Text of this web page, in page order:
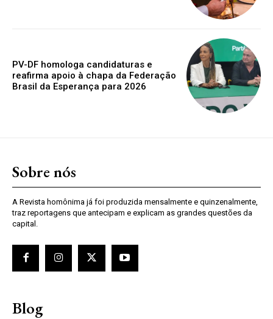
PV-DF homologa candidaturas e
reafirma apoio à chapa da Federação
Brasil da Esperança para 2026
Sobre nós
A Revista homônima já foi produzida mensalmente e quinzenalmente,
traz reportagens que antecipam e explicam as grandes questões da
capital.
Blog